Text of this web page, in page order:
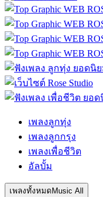
เพลงลูกทุ่ง
เพลงลูกกรุง
เพลงเพื่อชีวิต
อัลบั้ม
เพลงทั้งหมด Music All